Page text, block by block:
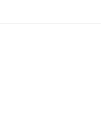
頑張って慣れます💦